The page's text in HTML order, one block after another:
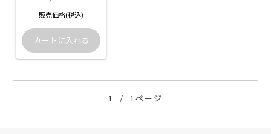
販売価格(税込)
1 / 1ページ